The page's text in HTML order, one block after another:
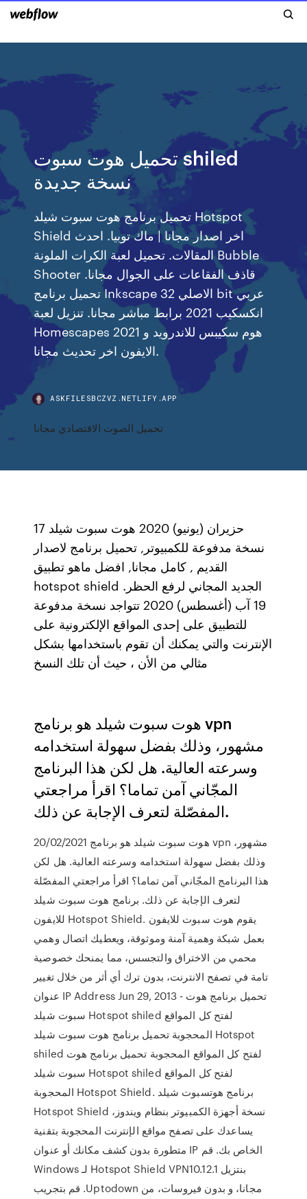
تحميل هوت سبوت shiled
نسخة جديدة
تحميل برنامج هوت سبوت شيلد Hotspot
Shield اخر اصدار مجانا | ماك توبيا. احدث
المقالات. تحميل لعبة الكرات الملونة Bubble
Shooter قاذف الفقاعات على الجوال مجانا.
تحميل برنامج Inkscape الاصلي 32 bit عربي
انكسكيب 2021 برابط مباشر مجانا. تنزيل لعبة
Homescapes 2021 هوم سكيبس للاندرويد و
الايفون اخر تحديث مجانا.
ASKFILESBCZVZ.NETLIFY.APP
تحميل الصوت الاقتصادي مجانا
17 حزيران (يونيو) 2020 هوت سبوت شيلد
نسخة مدفوعة للكمبيوتر, تحميل برنامج لاصدار
القديم , كامل مجانا, افضل ماهو تطبيق
hotspot shield الجديد المجاني لرفع الحظر.
19 آب (أغسطس) 2020 تتواجد نسخة مدفوعة
للتطبيق على إحدى المواقع الإلكترونية على
الإنترنت والتي يمكنك أن تقوم باستخدامها بشكل
هوت سبوت شيلد هو برنامج vpn
مشهور، وذلك بفضل سهولة استخدامه
وسرعته العالية. هل لكن هذا البرنامج
المجّاني آمن تماما؟ اقرأ مراجعتي
المفصّلة لتعرف الإجابة عن ذلك.
20/02/2021 هوت سبوت شيلد هو برنامج vpn مشهور،
وذلك بفضل سهولة استخدامه وسرعته العالية. هل لكن
هذا البرنامج المجّاني آمن تماما؟ اقرأ مراجعتي المفصّلة
لتعرف الإجابة عن ذلك. برنامج هوت سبوت شيلد
للايفون Hotspot Shield. يقوم هوت سبوت للايفون
بعمل شبكة وهمية آمنة وموثوقة، ويعطيك اتصال وهمي
محمي من الاختراق والتجسس، مما يمنحك خصوصية
تامة في تصفح الانترنت، بدون ترك أي أثر من خلال تغيير
عنوان IP Address Jun 29, 2013 - تحميل برنامج هوت
سبوت شيلد Hotspot shiled لفتح كل المواقع
المحجوبة تحميل برنامج هوت سبوت شيلد Hotspot
shiled لفتح كل المواقع المحجوبة تحميل برنامج هوت
سبوت شيلد Hotspot shiled لفتح كل المواقع
المحجوبة Hotspot Shield. برنامج هوتسبوت شيلد
Hotspot Shield نسخة أجهزة الكمبيوتر بنظام ويندوز،
يساعدك على تصفح مواقع الإنترنت المحجوبة بتقنية
متطورة بدون كشف مكانك أو عنوان IP الخاص بك. ‫قم
بنتزيل Hotspot Shield VPN10.12.1 لـ Windows
مجانا، و بدون فيروسات، من Uptodown. قم بتجريب